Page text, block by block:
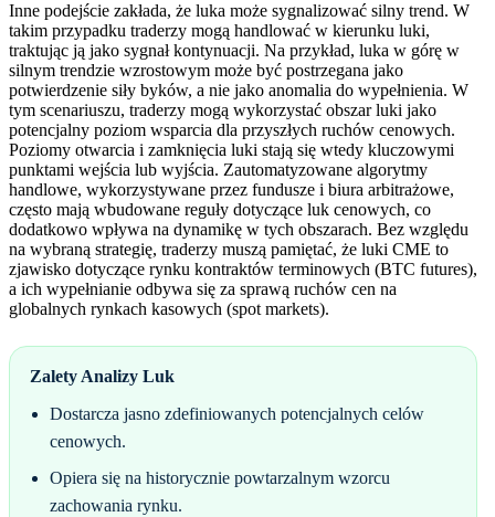
Inne podejście zakłada, że luka może sygnalizować silny trend. W
takim przypadku traderzy mogą handlować w kierunku luki,
traktując ją jako sygnał kontynuacji. Na przykład, luka w górę w
silnym trendzie wzrostowym może być postrzegana jako
potwierdzenie siły byków, a nie jako anomalia do wypełnienia. W
tym scenariuszu, traderzy mogą wykorzystać obszar luki jako
potencjalny poziom wsparcia dla przyszłych ruchów cenowych.
Poziomy otwarcia i zamknięcia luki stają się wtedy kluczowymi
punktami wejścia lub wyjścia. Zautomatyzowane algorytmy
handlowe, wykorzystywane przez fundusze i biura arbitrażowe,
często mają wbudowane reguły dotyczące luk cenowych, co
dodatkowo wpływa na dynamikę w tych obszarach. Bez względu
na wybraną strategię, traderzy muszą pamiętać, że luki CME to
zjawisko dotyczące rynku kontraktów terminowych (BTC futures),
a ich wypełnianie odbywa się za sprawą ruchów cen na
globalnych rynkach kasowych (spot markets).
Zalety Analizy Luk
Dostarcza jasno zdefiniowanych potencjalnych celów
cenowych.
Opiera się na historycznie powtarzalnym wzorcu
zachowania rynku.